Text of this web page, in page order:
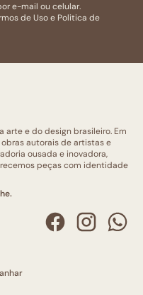
e-mail ou celular.
de Usoe Politica de
arte e do design brasileiro. Em
autorais de artistas e
ousada e inovadora,
peças com identidade